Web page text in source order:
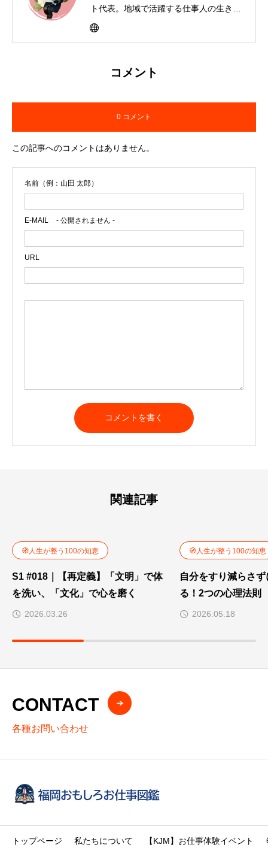
ト代表。地域で活躍する仕事人の生き方
を子どもたちに届けるキャリア教育活動
コメント
0 コメント
この記事へのコメントはありません。
名前（例：山田 太郎）
E-MAIL - 公開されません -
URL
関連記事
🧭人生が整う100の知恵
S1 #018｜【再定義】「文明」で体
を洗い、「文化」で心を磨く
2026.03.26
🧭人生が整う100の知恵
自分をすり減らさ
る！2つの心理法則
2026.05.18
CONTACT
各種お問い合わせ
トップページ 私たちについて 【KJM】お仕事体験イベント